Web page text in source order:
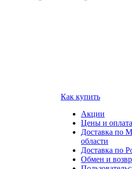
Как купить
Акции
Цены и оплата
Доставка по
области
Доставка по
Обмен и